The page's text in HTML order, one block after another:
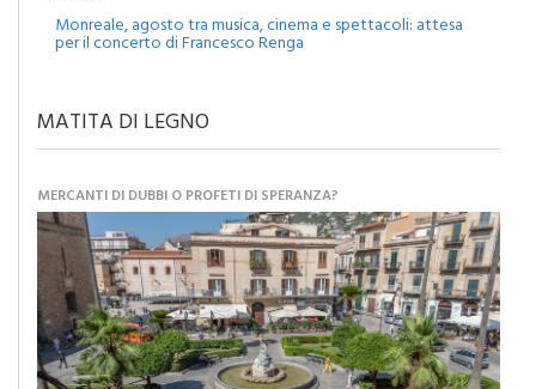
Eventi
Monreale, agosto tra musica, cinema e spettacoli: attesa
MATITA DI LEGNO
MERCANTI DI DUBBI O PROFETI DI SPERANZA?